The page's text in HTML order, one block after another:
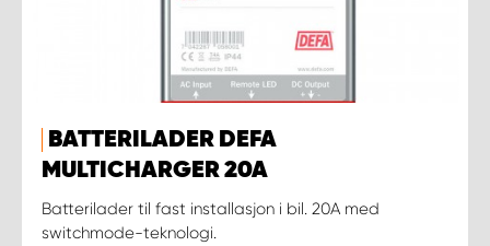
BATTERILADER DEFA
MULTICHARGER 20A
Batterilader til fast installasjon i bil. 20A med
switchmode-teknologi.